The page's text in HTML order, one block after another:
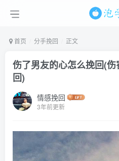
首页 分手挽回 正文
伤了男友的心怎么挽回(
回)
情感挽回
3年前更新